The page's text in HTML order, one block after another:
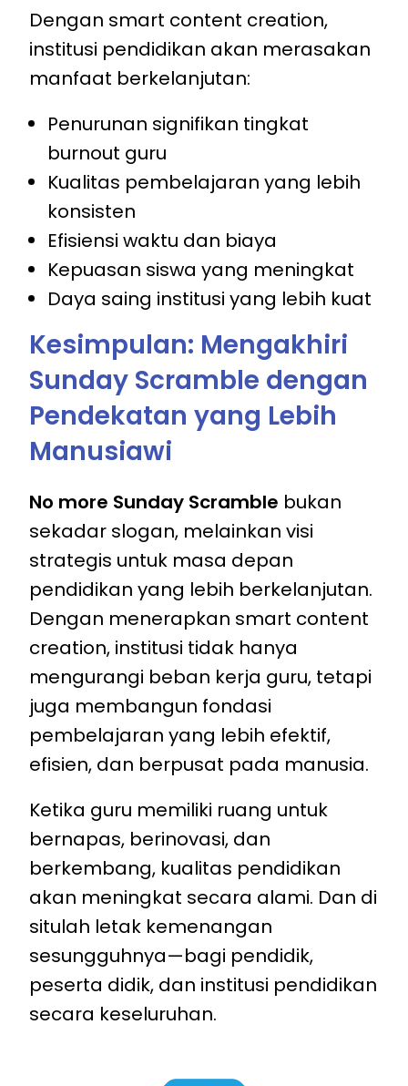
Dengan smart content creation,
institusi pendidikan akan merasakan
manfaat berkelanjutan:
Penurunan signifikan tingkat
burnout guru
Kualitas pembelajaran yang lebih
konsisten
Efisiensi waktu dan biaya
Kepuasan siswa yang meningkat
Daya saing institusi yang lebih kuat
Kesimpulan: Mengakhiri
Sunday Scramble dengan
Pendekatan yang Lebih
Manusiawi
No more Sunday Scramble bukan
sekadar slogan, melainkan visi
strategis untuk masa depan
pendidikan yang lebih berkelanjutan.
Dengan menerapkan smart content
creation, institusi tidak hanya
mengurangi beban kerja guru, tetapi
juga membangun fondasi
pembelajaran yang lebih efektif,
efisien, dan berpusat pada manusia.
Ketika guru memiliki ruang untuk
bernapas, berinovasi, dan
berkembang, kualitas pendidikan
akan meningkat secara alami. Dan di
situlah letak kemenangan
sesungguhnya—bagi pendidik,
peserta didik, dan institusi pendidikan
secara keseluruhan.